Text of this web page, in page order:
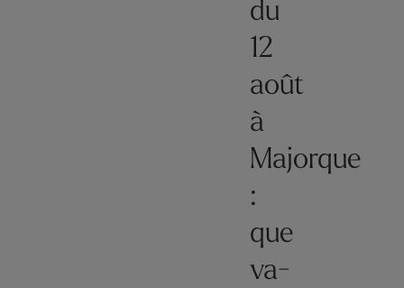
du
12
août
à
Majorque
:
que
va-